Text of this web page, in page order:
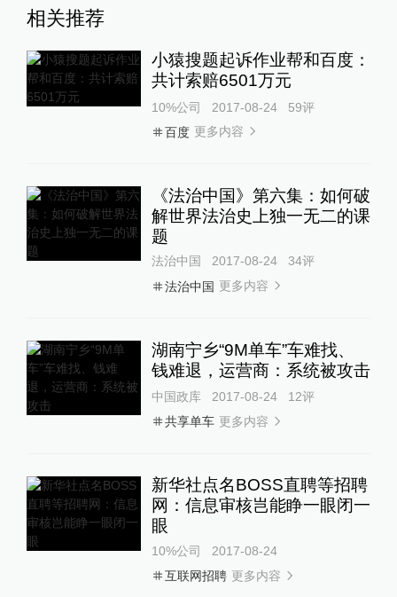
相关推荐
小猿搜题起诉作业帮和百度：
共计索赔6501万元
10%公司 2017-08-24 59评
百度 更多内容
《法治中国》第六集：如何破
解世界法治史上独一无二的课
题
法治中国 2017-08-24 34评
法治中国 更多内容
湖南宁乡“9M单车”车难找、
钱难退，运营商：系统被攻击
中国政库 2017-08-24 12评
共享单车 更多内容
新华社点名BOSS直聘等招聘
网：信息审核岂能睁一眼闭一
眼
10%公司
2017-08-24
互联网招聘 更多内容